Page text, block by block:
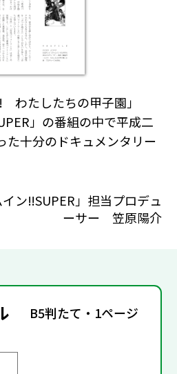
わたしたちの甲子園」
」の番組の中で平成二
た十分のドキュメンタリー
ン‼SUPER」担当プロデュ
ーサー 笠原陽介
B5判たて・1ページ